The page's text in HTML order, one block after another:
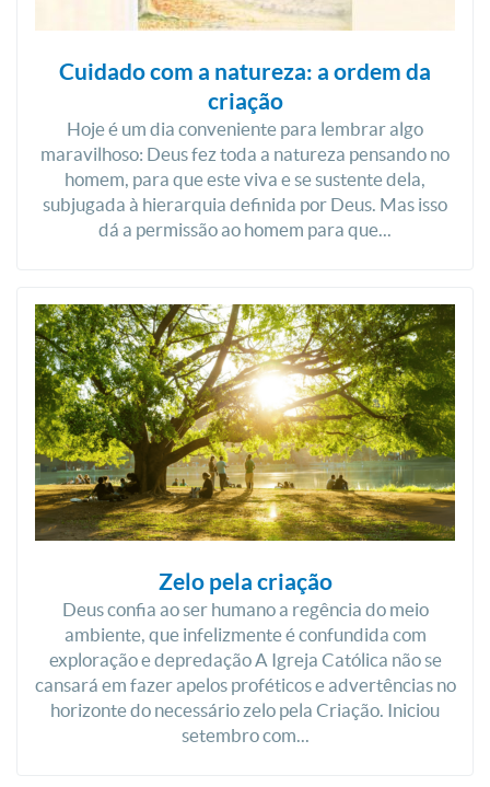
Cuidado com a natureza: a ordem da
criação
Hoje é um dia conveniente para lembrar algo
maravilhoso: Deus fez toda a natureza pensando no
homem, para que este viva e se sustente dela,
subjugada à hierarquia definida por Deus. Mas isso
dá a permissão ao homem para que...
Zelo pela criação
Deus confia ao ser humano a regência do meio
ambiente, que infelizmente é confundida com
exploração e depredação A Igreja Católica não se
cansará em fazer apelos proféticos e advertências no
horizonte do necessário zelo pela Criação. Iniciou
setembro com...